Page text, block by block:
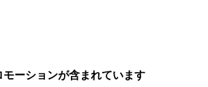
ーションが含まれています